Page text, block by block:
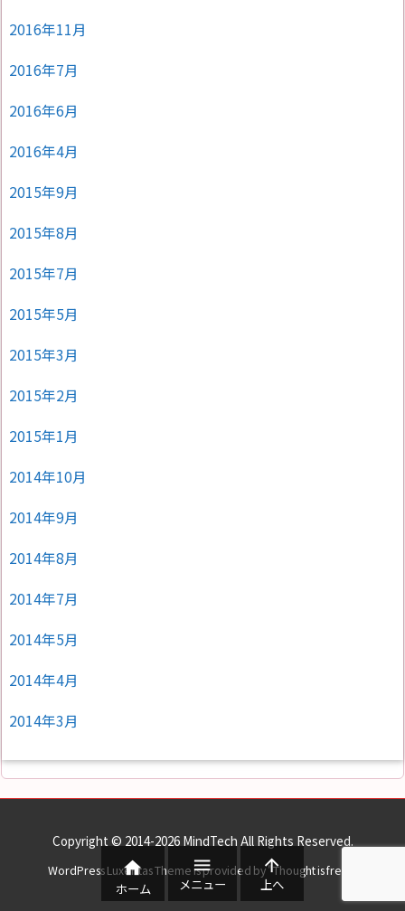
2016年11月
2016年7月
2016年6月
2016年4月
2015年9月
2015年8月
2015年7月
2015年5月
2015年3月
2015年2月
2015年1月
2014年10月
2014年9月
2014年8月
2014年7月
2014年5月
2014年4月
2014年3月
Copyright © 2014-2026 MindTech All Rights Reserved.
WordPress Luxeritas Theme is provided by "Thought is free

ホーム

メニュー

上へ